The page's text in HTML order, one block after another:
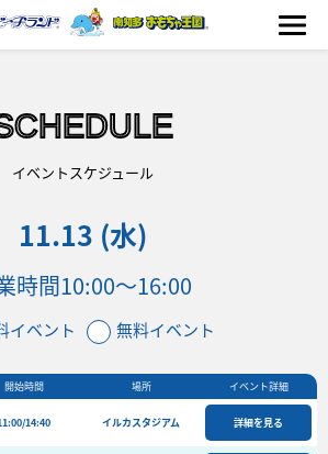
イベント
生きもの
ちゃ王国
イベントスケジュール
11.13 (水)
時間10:00～16:00
イベント 無料イベント
開始時間 場所 イベント詳細
14:40 イルカスタジアム 詳細を見る